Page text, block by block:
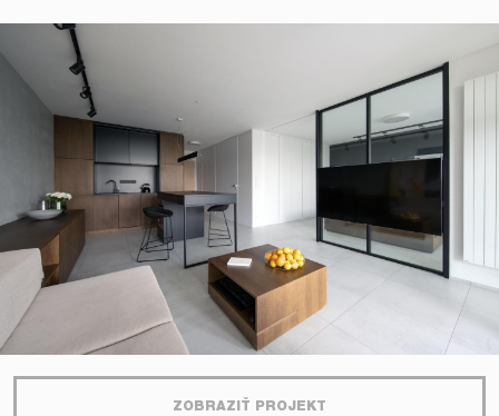
ZOBRAZIŤ PROJEKT